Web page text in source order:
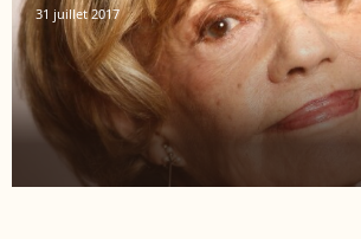
31 juillet 2017